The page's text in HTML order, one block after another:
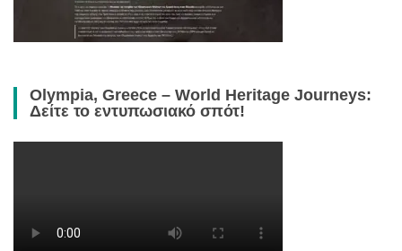
Olympia, Greece – World Heritage Journeys:
Δείτε το εντυπωσιακό σπότ!